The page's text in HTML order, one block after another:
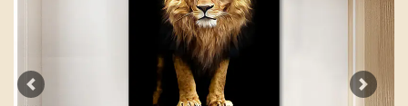
Previous Next